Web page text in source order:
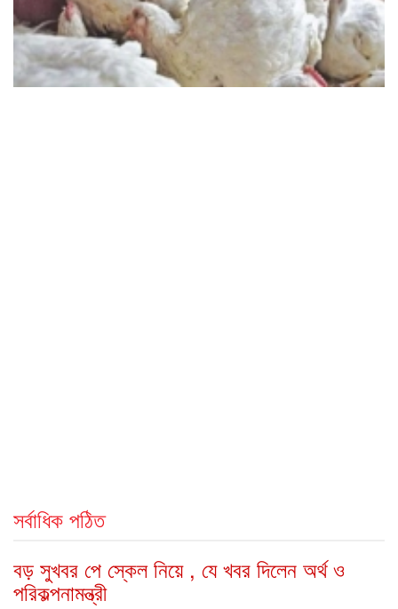
সর্বাধিক পঠিত
বড় সুখবর পে স্কেল নিয়ে , যে খবর দিলেন অর্থ ও
পরিকল্পনামন্ত্রী